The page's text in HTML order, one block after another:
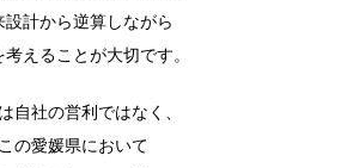
設計から逆算しながら
考えることが大切です。
自社の営利ではなく、
この愛媛県において